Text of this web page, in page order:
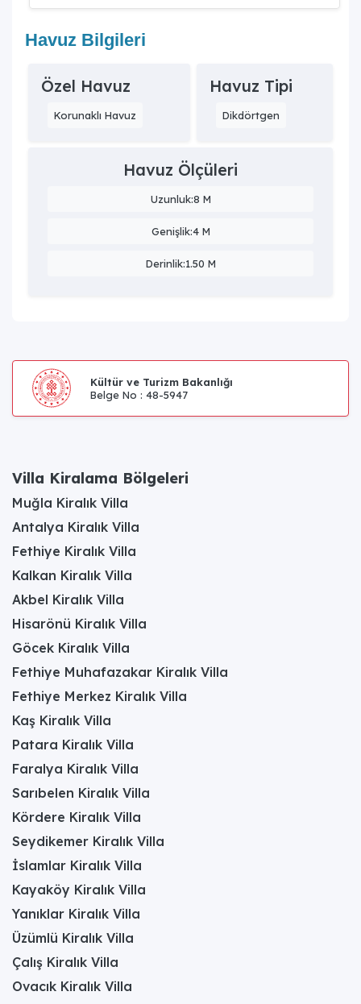
Havuz Bilgileri
Özel Havuz
Korunaklı Havuz
Havuz Tipi
Dikdörtgen
Havuz Ölçüleri
Uzunluk:8 M
Genişlik:4 M
Derinlik:1.50 M
Kültür ve Turizm Bakanlığı
Belge No : 48-5947
Villa Kiralama Bölgeleri
Muğla Kiralık Villa
Antalya Kiralık Villa
Fethiye Kiralık Villa
Kalkan Kiralık Villa
Akbel Kiralık Villa
Hisarönü Kiralık Villa
Göcek Kiralık Villa
Fethiye Muhafazakar Kiralık Villa
Fethiye Merkez Kiralık Villa
Kaş Kiralık Villa
Patara Kiralık Villa
Faralya Kiralık Villa
Sarıbelen Kiralık Villa
Kördere Kiralık Villa
Seydikemer Kiralık Villa
İslamlar Kiralık Villa
Kayaköy Kiralık Villa
Yanıklar Kiralık Villa
Üzümlü Kiralık Villa
Çalış Kiralık Villa
Ovacık Kiralık Villa